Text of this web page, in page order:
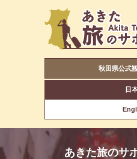
秋田県公式
日
あきた旅のサ